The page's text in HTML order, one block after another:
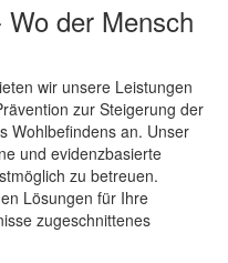
der Mensch
wir unsere Leistungen
zur Steigerung der
Wohlbefindens an. Unser
und evidenzbasierte
zu betreuen.
Lösungen für Ihre
zugeschnittenes